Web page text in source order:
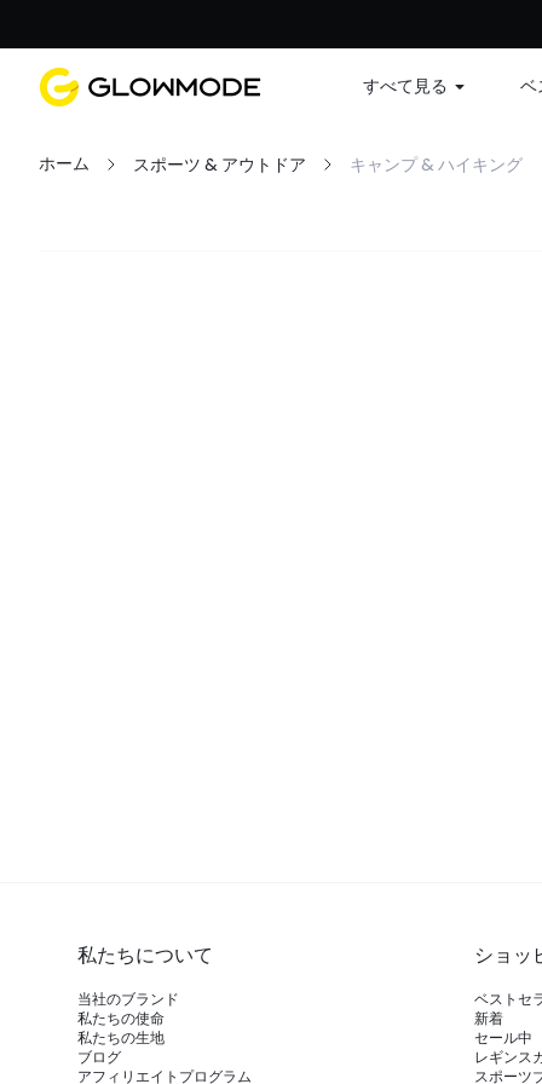
すべて見る ベ
ホーム スポーツ & アウトドア キャンプ & ハイキング
私たちについて
当社のブランド
私たちの使命
私たちの生地
ブログ
アフィリエイトプログラム
ショッ
ベストセ
新着
セール中
レギンス
スポーツ